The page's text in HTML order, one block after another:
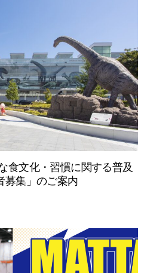
食文化・習慣に関する普及
募集」のご案内